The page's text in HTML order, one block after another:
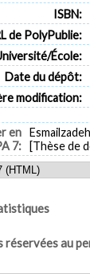
ISBN:
de PolyPublie:
École:
Date du dépôt:
modification:
en
7:
[Thèse de
réservées au